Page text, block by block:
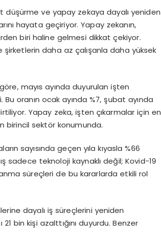
düşürme ve yapay zekaya dayalı yeniden
hayata geçiriyor. Yapay zekanın,
biri haline gelmesi dikkat çekiyor.
şirketlerin daha az çalışanla daha yüksek
mayıs ayında duyurulan işten
Bu oranın ocak ayında %7, şubat ayında
Yapay zeka, işten çıkarmalar için en
birincil sektör konumunda.
sayısında geçen yıla kıyasla %66
sadece teknoloji kaynaklı değil; Kovid-19
süreçleri de bu kararlarda etkili rol
dayalı iş süreçlerini yeniden
bin kişi azalttığını duyurdu. Benzer